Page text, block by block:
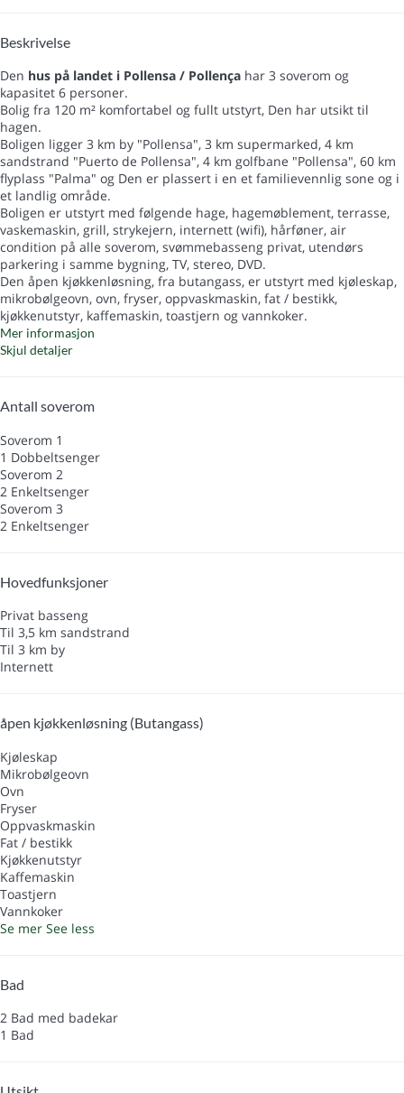
Beskrivelse
Den hus på landet i Pollensa / Pollença har 3 soverom og
kapasitet 6 personer.
Bolig fra 120 m² komfortabel og fullt utstyrt, Den har utsikt til
hagen.
Boligen ligger 3 km by "Pollensa", 3 km supermarked, 4 km
sandstrand "Puerto de Pollensa", 4 km golfbane "Pollensa", 60 km
flyplass "Palma" og Den er plassert i en et familievennlig sone og i
et landlig område.
Boligen er utstyrt med følgende hage, hagemøblement, terrasse,
vaskemaskin, grill, strykejern, internett (wifi), hårføner, air
condition på alle soverom, svømmebasseng privat, utendørs
parkering i samme bygning, TV, stereo, DVD.
Den åpen kjøkkenløsning, fra butangass, er utstyrt med kjøleskap,
mikrobølgeovn, ovn, fryser, oppvaskmaskin, fat / bestikk,
kjøkkenutstyr, kaffemaskin, toastjern og vannkoker.
Mer informasjon
Skjul detaljer
Antall soverom
Soverom 1
1 Dobbeltsenger
Soverom 2
2 Enkeltsenger
Soverom 3
2 Enkeltsenger
Hovedfunksjoner
Privat basseng
Til 3,5 km sandstrand
Til 3 km by
Internett
åpen kjøkkenløsning (Butangass)
Kjøleskap
Mikrobølgeovn
Ovn
Fryser
Oppvaskmaskin
Fat / bestikk
Kjøkkenutstyr
Kaffemaskin
Toastjern
Vannkoker
Se mer See less
Bad
2 Bad med badekar
1 Bad